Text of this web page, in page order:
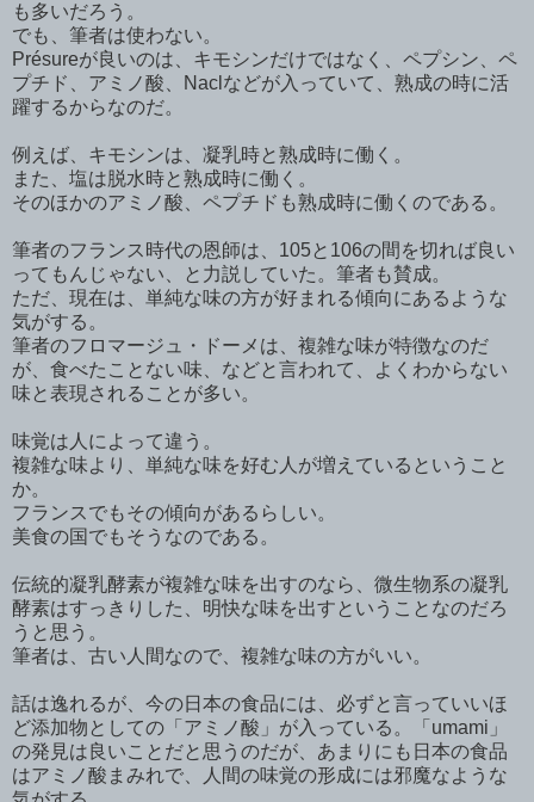
も多いだろう。
でも、筆者は使わない。
Présureが良いのは、キモシンだけではなく、ペプシン、ペ
プチド、アミノ酸、Naclなどが入っていて、熟成の時に活
躍するからなのだ。
例えば、キモシンは、凝乳時と熟成時に働く。
また、塩は脱水時と熟成時に働く。
そのほかのアミノ酸、ペプチドも熟成時に働くのである。
筆者のフランス時代の恩師は、105と106の間を切れば良い
ってもんじゃない、と力説していた。筆者も賛成。
ただ、現在は、単純な味の方が好まれる傾向にあるような
気がする。
筆者のフロマージュ・ドーメは、複雑な味が特徴なのだ
が、食べたことない味、などと言われて、よくわからない
味と表現されることが多い。
味覚は人によって違う。
複雑な味より、単純な味を好む人が増えているということ
か。
フランスでもその傾向があるらしい。
美食の国でもそうなのである。
伝統的凝乳酵素が複雑な味を出すのなら、微生物系の凝乳
酵素はすっきりした、明快な味を出すということなのだろ
うと思う。
筆者は、古い人間なので、複雑な味の方がいい。
話は逸れるが、今の日本の食品には、必ずと言っていいほ
ど添加物としての「アミノ酸」が入っている。「umami」
の発見は良いことだと思うのだが、あまりにも日本の食品
はアミノ酸まみれで、人間の味覚の形成には邪魔なような